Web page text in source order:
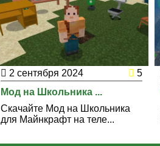
2 сентября 2024
5
Мод на Школьника ...
Скачайте Мод на Школьника
для Майнкрафт на теле...